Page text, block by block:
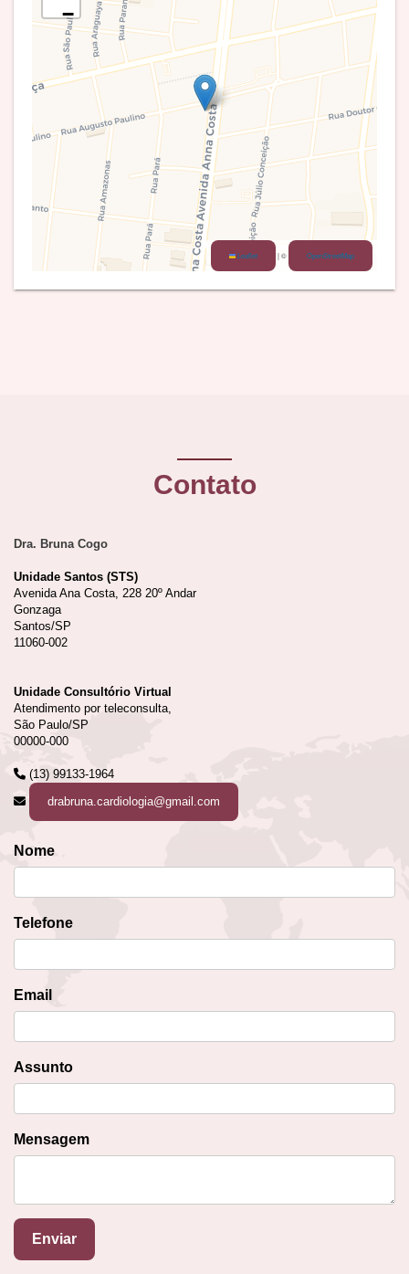
−
Leaflet |© OpenStreetMap
Contato
Dra. Bruna Cogo
Unidade Santos (STS)
Avenida Ana Costa, 228 20º Andar
Gonzaga
Santos/SP
11060-002
Unidade Consultório Virtual
Atendimento por teleconsulta,
São Paulo/SP
00000-000
(13) 99133-1964
drabruna.cardiologia@gmail.com
Nome
Telefone
Email
Assunto
Mensagem
Enviar